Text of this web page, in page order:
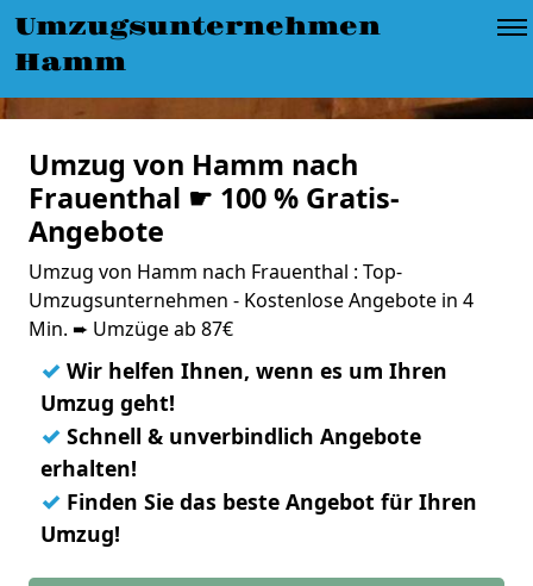
Umzugsunternehmen
Hamm
Umzug von Hamm nach
Frauenthal ☛ 100 % Gratis-
Angebote
Umzug von Hamm nach Frauenthal : Top-
Umzugsunternehmen - Kostenlose Angebote in 4
Min. ➨ Umzüge ab 87€
✓ Wir helfen Ihnen, wenn es um Ihren
Umzug geht!
✓ Schnell & unverbindlich Angebote
erhalten!
✓ Finden Sie das beste Angebot für Ihren
Umzug!